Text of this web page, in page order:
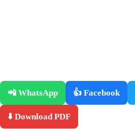
📲 WhatsApp 👍 Facebook
⬇️ Download PDF